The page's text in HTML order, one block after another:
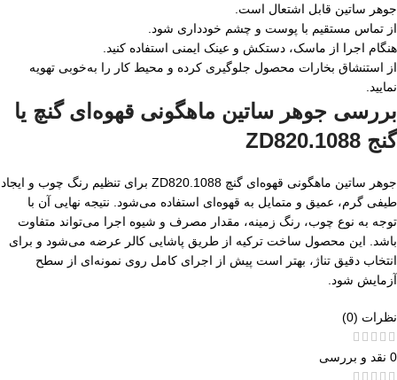
جوهر ساتین قابل اشتعال است.
از تماس مستقیم با پوست و چشم خودداری شود.
هنگام اجرا از ماسک، دستکش و عینک ایمنی استفاده کنید.
از استنشاق بخارات محصول جلوگیری کرده و محیط کار را به‌خوبی تهویه
نمایید.
بررسی جوهر ساتین ماهگونی قهوه‌ای گنچ یا
گنج ZD820.1088
جوهر ساتین ماهگونی قهوه‌ای گنچ ZD820.1088 برای تنظیم رنگ چوب و ایجاد
طیفی گرم، عمیق و متمایل به قهوه‌ای استفاده می‌شود. نتیجه نهایی آن با
توجه به نوع چوب، رنگ زمینه، مقدار مصرف و شیوه اجرا می‌تواند متفاوت
باشد. این محصول ساخت ترکیه از طریق پاشایی کالر عرضه می‌شود و برای
انتخاب دقیق تناژ، بهتر است پیش از اجرای کامل روی نمونه‌ای از سطح
آزمایش شود.
نظرات (0)
0 نقد و بررسی